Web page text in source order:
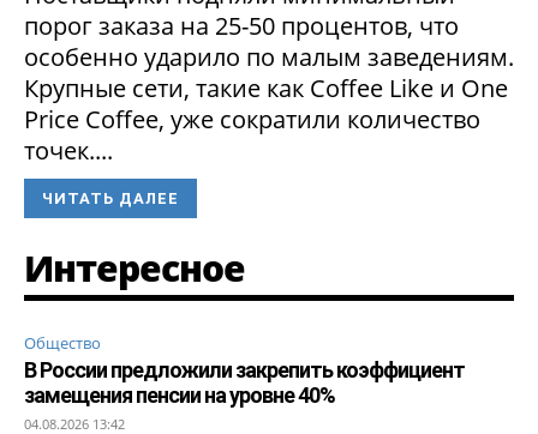
порог заказа на 25-50 процентов, что
особенно ударило по малым заведениям.
Крупные сети, такие как Coffee Like и One
Price Coffee, уже сократили количество
точек....
ЧИТАТЬ ДАЛЕЕ
Интересное
Общество
В России предложили закрепить коэффициент
замещения пенсии на уровне 40%
04.08.2026 13:42